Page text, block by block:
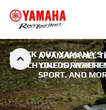
A YAMAHA ALL
YOU DO,
SPORT. AND
CHECK OUT
WHICH ONE IS RIGHT